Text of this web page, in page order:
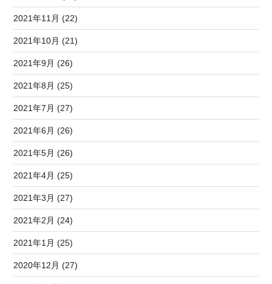
2021年11月 (22)
2021年10月 (21)
2021年9月 (26)
2021年8月 (25)
2021年7月 (27)
2021年6月 (26)
2021年5月 (26)
2021年4月 (25)
2021年3月 (27)
2021年2月 (24)
2021年1月 (25)
2020年12月 (27)